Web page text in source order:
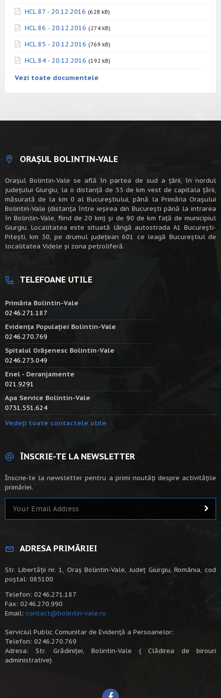
HCL 87 - 20.12.2016 (628 kB)
HCL 86 - 20.12.2016 (274 kB)
HCL 85 - 20.12.2016 (769 kB)
HCL 84 - 20.12.2016 (192 kB)
Vezi toate documentele
ORAȘUL BOLINTIN-VALE
Oraşul Bolintin-Vale se află în partea de sud a ţării, în nordul
judeţului Giurgiu, la o distanţă de 33 de km vest de capitala țării,
măsurată de la km 0 al Bucureștiului, până la Primăria Orașului
Bolintin-Vale (distanța între ieșirea din București până la intrarea
în Bolintin-Vale, fiind de 20 km) şi de 90 de km faţă de municipiul
Giurgiu. Localitatea este situată lângă autostrada A1 Bucureşti-
Piteşti, km 30, pe drumul judeţean 601 ce leagă Bucureştiul de
localitatea Videle şi zona petroliferă.
TELEFOANE UTILE
Primăria Bolintin-Vale
0246.271.187
Evidența Populației Bolintin-Vale
0246.270.769
Spitalul Orășenesc Bolintin-Vale
0246.273.049
Enel - Deranjamente
021.9291
Apa Service Bolintin-Vale
0731.551.624
Vedeți toate contactele utile
ÎNSCRIE-TE LA NEWSLETTER
Înscrie-te la newsletter pentru a primi noutăți despre activitățile
primăriei.
ADRESA PRIMĂRIEI
Str. Libertății nr. 1, Oraș Bolintin-Vale, Județ Giurgiu, România, cod
poștal: 085100
Telefon: 0246.271.187
Fax: 0246.270.990
Email: contact@bolintin-vale.ro
Serviciul Public Comunitar de Evidență a Persoanelor:
Telefon: 0246.270.769
Adresa: Str. Grădiniței, Bolintin-Vale ( Clădirea de birouri
administrative)